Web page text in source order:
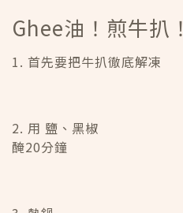
Ghee油！煎牛扒！
1. 首先要把牛扒徹底解凍
2. 用 鹽、黑椒
醃20分鐘